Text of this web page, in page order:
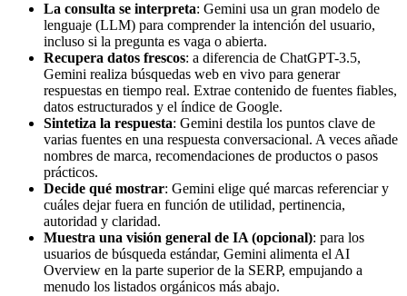
La consulta se interpreta: Gemini usa un gran modelo de
lenguaje (LLM) para comprender la intención del usuario,
incluso si la pregunta es vaga o abierta.
Recupera datos frescos: a diferencia de ChatGPT-3.5,
Gemini realiza búsquedas web en vivo para generar
respuestas en tiempo real. Extrae contenido de fuentes fiables,
datos estructurados y el índice de Google.
Sintetiza la respuesta: Gemini destila los puntos clave de
varias fuentes en una respuesta conversacional. A veces añade
nombres de marca, recomendaciones de productos o pasos
prácticos.
Decide qué mostrar: Gemini elige qué marcas referenciar y
cuáles dejar fuera en función de utilidad, pertinencia,
autoridad y claridad.
Muestra una visión general de IA (opcional): para los
usuarios de búsqueda estándar, Gemini alimenta el AI
Overview en la parte superior de la SERP, empujando a
menudo los listados orgánicos más abajo.